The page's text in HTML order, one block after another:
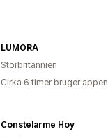
LUMORA
Storbritannien
Cirka 6 timer bruger appen
Constelarme Hoy